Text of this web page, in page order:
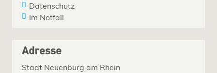
Datenschutz
Im Notfall
Adresse
Stadt Neuenburg am Rhein